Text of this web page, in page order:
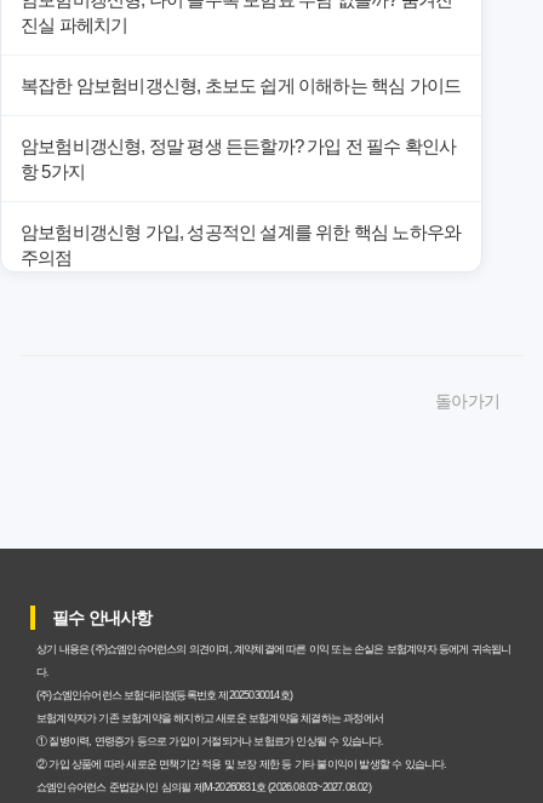
진실 파헤치기
복잡한 암보험비갱신형, 초보도 쉽게 이해하는 핵심 가이드
암보험비갱신형, 정말 평생 든든할까? 가입 전 필수 확인사
항 5가지
암보험비갱신형 가입, 성공적인 설계를 위한 핵심 노하우와
주의점
갱신형 암보험과 비갱신형, 어떤 차이가 있을까? 내게 맞는
암보험비갱신형, 평생 고정 보험료의 숨겨진 가치와 현명한
선택 기준
암보험 비갱신형, 왜 지금 선택해야 할까요? 미래 보험료 걱
정 끝내는 방법
돌아가기
필수 안내사항
상기 내용은 (주)쇼엠인슈어런스의 의견이며, 계약체결에 따른 이익 또는 손실은 보험계약자 등에게 귀속됩니
다.
(주)쇼엠인슈어런스 보험대리점(등록번호 제2025030014호)
보험계약자가 기존 보험계약을 해지하고 새로운 보험계약을 체결하는 과정에서
① 질병이력, 연령증가 등으로 가입이 거절되거나 보험료가 인상될 수 있습니다.
② 가입 상품에 따라 새로운 면책기간 적용 및 보장 제한 등 기타 불이익이 발생할 수 있습니다.
쇼엠인슈어런스 준법감시인 심의필 제M-20260831호 (2026.08.03~2027.08.02)